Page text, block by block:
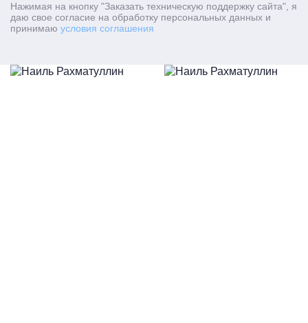
Нажимая на кнопку "Заказать техническую поддержку сайта" , я
даю свое согласие на обработку персональных данных и
принимаю условия соглашения